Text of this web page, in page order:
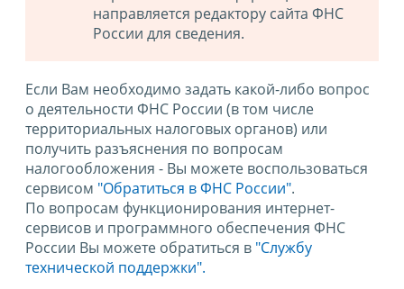
направляется редактору сайта ФНС
России для сведения.
Если Вам необходимо задать какой-либо вопрос
о деятельности ФНС России (в том числе
территориальных налоговых органов) или
получить разъяснения по вопросам
налогообложения - Вы можете воспользоваться
сервисом "Обратиться в ФНС России".
По вопросам функционирования интернет-
сервисов и программного обеспечения ФНС
России Вы можете обратиться в "Службу
технической поддержки".